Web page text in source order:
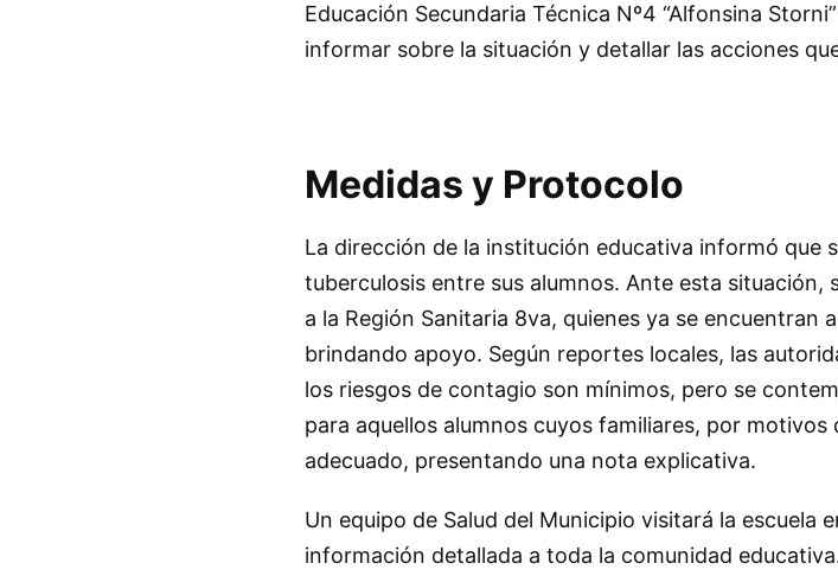
Educación Secundaria Técnica Nº4 “Alfonsina
informar sobre la situación y detallar las acciones
Medidas y Protocolo
La dirección de la institución educativa informó que
tuberculosis entre sus alumnos. Ante esta situación,
a la Región Sanitaria 8va, quienes ya se encuentran
brindando apoyo. Según reportes locales, las
los riesgos de contagio son mínimos, pero se
para aquellos alumnos cuyos familiares, por motivos
adecuado, presentando una nota explicativa.
Un equipo de Salud del Municipio visitará la escuela
información detallada a toda la comunidad